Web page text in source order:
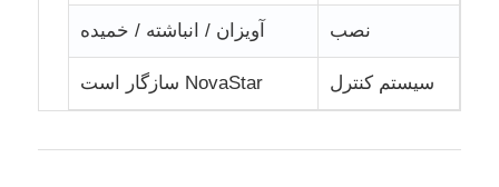
نصب آویزان / انباشته / خمیده
سیستم کنترل NovaStar سازگار است